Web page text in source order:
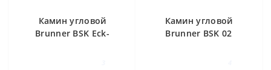
Камин угловой
Brunner BSK Eck-
Камин угловой
Brunner BSK 02